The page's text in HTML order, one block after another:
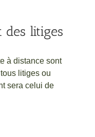
des litiges
à distance sont
litiges ou
sera celui de